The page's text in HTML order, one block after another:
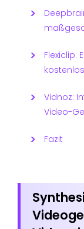
AI
Flexiclip:
Vidnoz:
Video-
Fazit